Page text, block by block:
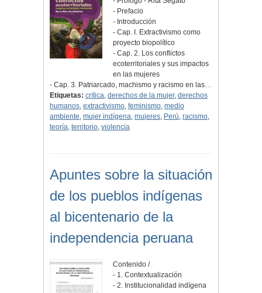
- Prefacio
- Introducción
- Cap. I. Extractivismo como
proyecto biopolítico
- Cap. 2. Los conflictos
ecoterritoriales y sus impactos
en las mujeres
- Cap. 3. Patriarcado, machismo y racismo en las…
Etiquetas: crítica, derechos de la mujer, derechos
humanos, extractivismo, feminismo, medio
ambiente, mujer indígena, mujeres, Perú, racismo,
teoría, territorio, violencia
Apuntes sobre la situación
de los pueblos indígenas
al bicentenario de la
independencia peruana
Contenido /
- 1. Contextualización
- 2. Institucionalidad indígena